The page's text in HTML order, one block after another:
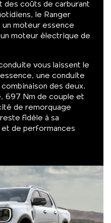
coûts de carburant
le Ranger
moteur essence
moteur électrique de
vous laissent le
une conduite
des deux.
697 Nm de couple et
de remorquage
fidèle à sa
de performances